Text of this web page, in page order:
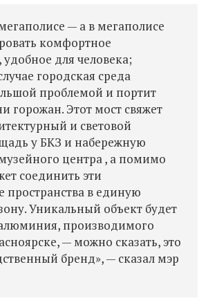
— а в мегаполисе
комфортное
удобное для человека;
городская среда
проблемой и портит
горожан. Этот мост свяжет
и световой
у БКЗ и набережную
центра , а помимо
соединить эти
пространства в единую
Уникальный объект будет
производимого
— можно сказать, это
бренд», — сказал мэр